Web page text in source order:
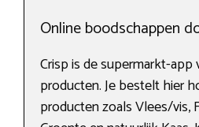
Online boodschappen
Crisp is de supermarkt-
producten. Je bestelt hier
producten zoals Vlees/vis,